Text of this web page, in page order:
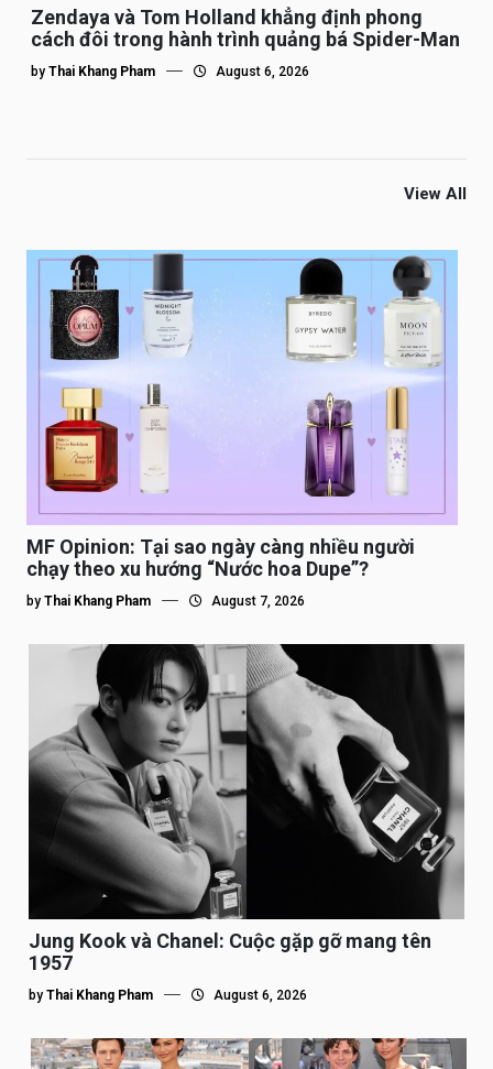
Zendaya và Tom Holland khẳng định phong
cách đôi trong hành trình quảng bá Spider-Man
by Thai Khang Pham August 6, 2026
View All
MF Opinion: Tại sao ngày càng nhiều người
chạy theo xu hướng “Nước hoa Dupe”?
by Thai Khang Pham August 7, 2026
Jung Kook và Chanel: Cuộc gặp gỡ mang tên
1957
by Thai Khang Pham August 6, 2026